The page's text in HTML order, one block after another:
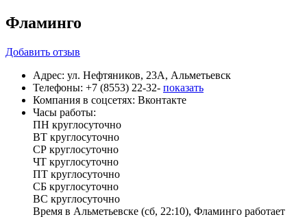
Фламинго
Добавить отзыв
Адрес: ул. Нефтяников, 23А, Альметьевск
Телефоны: +7 (8553) 22-32- показать
Компания в соцсетях: Вконтакте
Часы работы:
ПН круглосуточно
ВТ круглосуточно
СР круглосуточно
ЧТ круглосуточно
ПТ круглосуточно
СБ круглосуточно
ВС круглосуточно
Время в Альметьевске (сб, 22:10), Фламинго работает